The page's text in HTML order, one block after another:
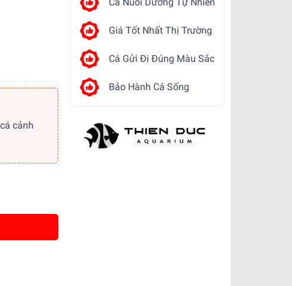
cảnh
Giá Tốt Nhất Thị Trường
Cá Gửi Đi Đúng Màu Sắc
Bảo Hành Cá Sống